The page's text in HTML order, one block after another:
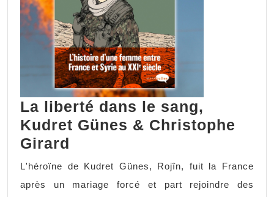
La liberté dans le sang,
Kudret Günes & Christophe
Girard
L'héroïne de Kudret Günes, Rojîn, fuit la France
après un mariage forcé et part rejoindre des